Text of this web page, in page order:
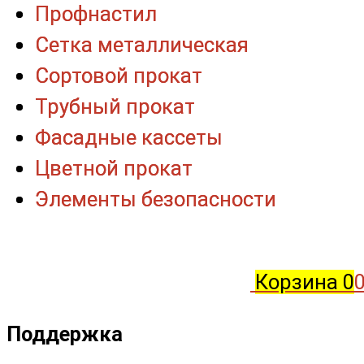
Корзина 0
Поддержка
Профнастил
Сетка металлическая
Сортовой прокат
Трубный прокат
Фасадные кассеты
Цветной прокат
Элементы безопасности
Профнастил
Сетка металлическая
Сортовой прокат
Трубный прокат
Фасадные кассеты
Цветной прокат
Элементы безопасности